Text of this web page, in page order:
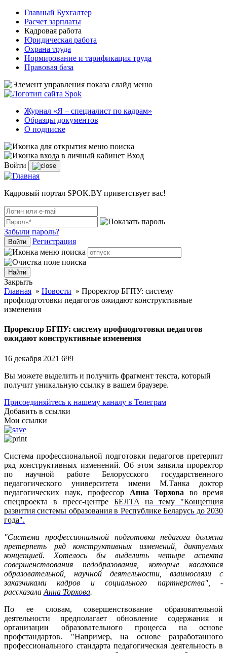
Главный Бухгалтер
Расчет зарплаты
Кадровая работа
Юридическая работа
Охрана труда
Нормирование и тарификация труда
Правовая база
Журнал «Я – специалист по кадрам»
Образцы документов
О подписке
Вход
Войти
Кадровый портал SPOK.BY приветствует вас!
Забыли пароль?
Войти Регистрация
Закрыть
Главная » Новости » Проректор БГПУ: систему
профподготовки педагогов ожидают конструктивные
изменения
Проректор БГПУ: систему профподготовки педагогов
ожидают конструктивные изменения
16 декабря 2021 699
Вы можете выделить и получить фрагмент текста, который
получит уникальную ссылку в вашем браузере.
Присоединяйтесь к нашему каналу в Телеграм
Добавить в ссылки
Мои ссылки
Система профессиональной подготовки педагогов претерпит
ряд конструктивных изменений. Об этом заявила проректор
по научной работе Белорусского государственного
педагогического университета имени М.Танка доктор
педагогических наук, профессор Анна Торхова во время
спецпроекта в пресс-центре БЕЛТА
на тему "Концепция
развития системы образования в Республике Беларусь до 2030
года".
"Система профессиональной подготовки педагога должна
претерпеть ряд конструктивных изменений, диктуемых
концепцией. Хотелось бы выделить четыре аспекта
совершенствования педобразования, которые касаются
образовательной, научной деятельности, взаимосвязи с
заказчиками кадров и социального партнерства", -
рассказала Анна Торхова.
По ее словам, совершенствование образовательной
деятельности предполагает обновление содержания и
организации образовательного процесса на основе
профстандартов. "Например, на основе разработанного
профессионального стандарта педагогическая деятельность в